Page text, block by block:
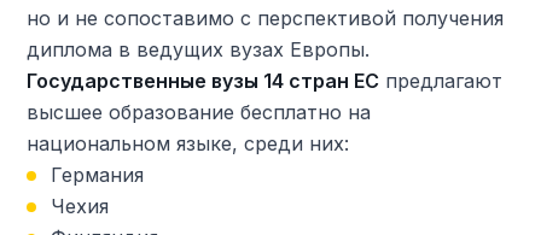
но и не сопоставимо с перспективой получения
диплома в ведущих вузах Европы.
Государственные вузы 14 стран ЕС предлагают
высшее образование бесплатно на
национальном языке, среди них:
Германия
Чехия